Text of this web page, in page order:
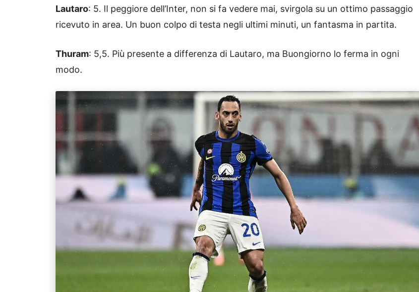
Lautaro: 5. Il peggiore dell’Inter, non si fa vedere mai, svirgola su un ottimo passaggio
ricevuto in area. Un buon colpo di testa negli ultimi minuti, un fantasma in partita.
Thuram: 5,5. Più presente a differenza di Lautaro, ma Buongiorno lo ferma in ogni
modo.